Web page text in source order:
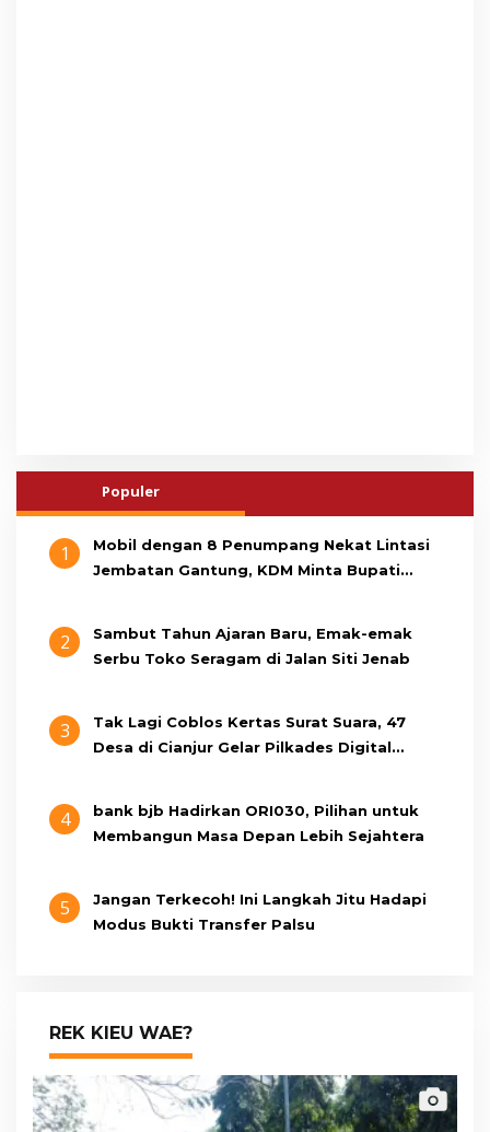
Populer
1
Mobil dengan 8 Penumpang Nekat Lintasi
Jembatan Gantung, KDM Minta Bupati
2
Sambut Tahun Ajaran Baru, Emak-emak
Serbu Toko Seragam di Jalan Siti Jenab
3
Tak Lagi Coblos Kertas Surat Suara, 47
Desa di Cianjur Gelar Pilkades Digital
4
bank bjb Hadirkan ORI030, Pilihan untuk
Membangun Masa Depan Lebih Sejahtera
5
Jangan Terkecoh! Ini Langkah Jitu Hadapi
Modus Bukti Transfer Palsu
REK KIEU WAE?